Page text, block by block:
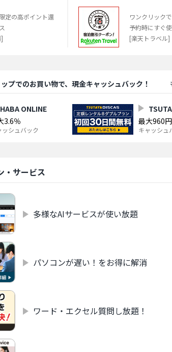
定の高ポイント還
ワンクリック
予約時にすぐ
[楽天トラベル]
プでのお買い物で、 現金キャッシュバック！
HABA ONLINE
3.6％
ッシュバック
最大960円
キャッシュ
・サービス
多様なAIサービスが使い放題
パソコンが遅い！をお得に解消
ワード・エクセル質問し放題！